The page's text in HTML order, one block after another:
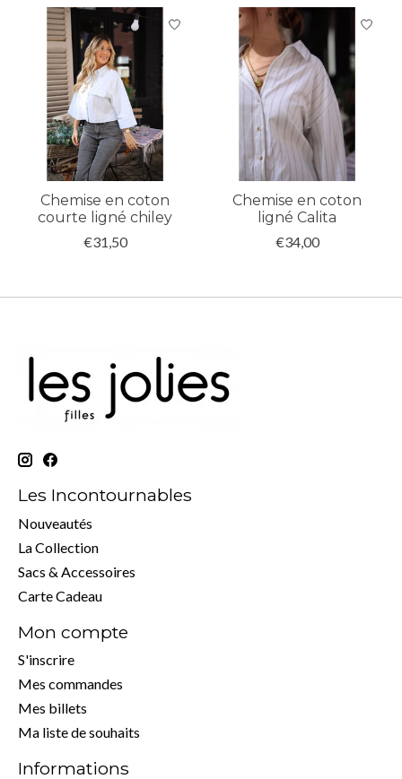
Articles du carrousel de produits
Chemise en coton
courte ligné chiley
€31,50
Chemise en coton
ligné Calita
€34,00
Les Incontournables
Nouveautés
La Collection
Sacs & Accessoires
Carte Cadeau
Mon compte
S'inscrire
Mes commandes
Mes billets
Ma liste de souhaits
Informations